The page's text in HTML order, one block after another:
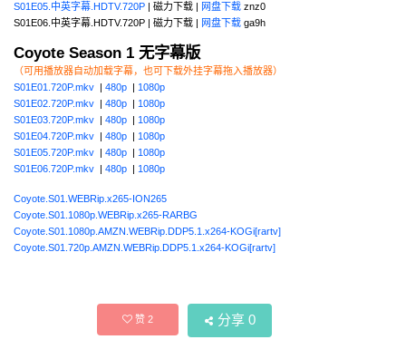
S01E05.中英字幕.HDTV.720P | 磁力下载 | 网盘下载 znz0
S01E06.中英字幕.HDTV.720P | 磁力下载 |
网盘下载 ga9h
Coyote Season 1 无字幕版
（可用播放器自动加载字幕，也可下载外挂字幕拖入播放器）
S01E01.720P.mkv
480p
1080p
S01E02.720P.mkv
480p
1080p
S01E03.720P.mkv
480p
1080p
S01E04.720P.mkv
480p
1080p
S01E05.720P.mkv
480p
1080p
S01E06.720P.mkv
480p 1080p
Coyote.S01.WEBRip.x265-ION265
Coyote.S01.1080p.WEBRip.x265-RARBG
Coyote.S01.1080p.AMZN.WEBRip.DDP5.1.x264-KOGi[rartv]
Coyote.S01.720p.AMZN.WEBRip.DDP5.1.x264-KOGi[rartv]
赞2 分享 0